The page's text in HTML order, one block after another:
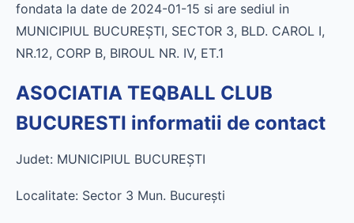
fondata la date de 2024-01-15 si are sediul in
MUNICIPIUL BUCUREŞTI, SECTOR 3, BLD. CAROL I,
NR.12, CORP B, BIROUL NR. IV, ET.1
ASOCIATIA TEQBALL CLUB
BUCURESTI informatii de contact
Judet: MUNICIPIUL BUCUREŞTI
Localitate: Sector 3 Mun. Bucureşti